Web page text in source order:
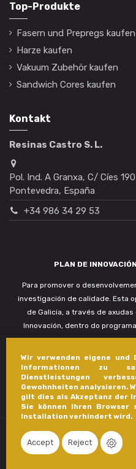
Wir verwenden eigene und
Informationen zu
Dienstleistungen
Gewohnheiten analysieren.
gilt dies als Akzeptanz der
Sie können Ihren Browser
Installation verhindert wird.
Accept Reject
Top-Produkte
Fasern und Prepregs kaufen
Harze kaufen
Vakuum Zubehör kaufen
Sandwich Cores kaufen
Kontakt
Resinas Castro S. L.
Pol. Ind. A Granxa, C/ Cíes
Pontevedra, España
+34 986 34 29 53
PLAN DE
Para promover o
investigación de calidade. Esta
de Galicia, a través de
Innovación, dentro do